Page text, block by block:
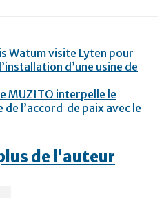
Watum visite Lyten pour
d’une usine de
MUZITO interpelle le
l’accord de paix avec le
de l'auteur